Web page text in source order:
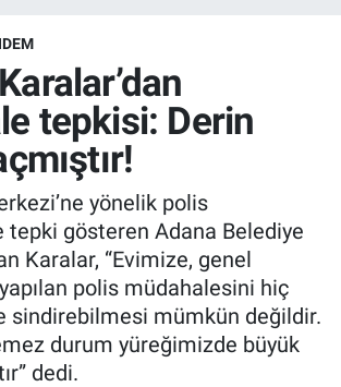
tepkisi: Derin
yönelik polis
tepki gösteren Adana Belediye
Karalar, “Evimize, genel
polis müdahalesini hiç
sindirebilmesi mümkün değildir.
durum yüreğimizde büyük
dedi.